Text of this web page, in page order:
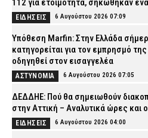
112 για ετοιμότητα, σηκώθηκαν
ΕΙΔΗΣΕΙΣ 6 Αυγούστου 2026 07:09
Υπόθεση Marfin: Στην Ελλάδα
κατηγορείται για τον εμπρησμό
οδηγηθεί στον εισαγγελέα
ΑΣΤΥΝΟΜΙΑ 6 Αυγούστου 2026 07:05
ΔΕΔΔΗΕ: Πού θα σημειωθούν
στην Αττική – Αναλυτικά ώρες και
ΕΙΔΗΣΕΙΣ 6 Αυγούστου 2026 04:00